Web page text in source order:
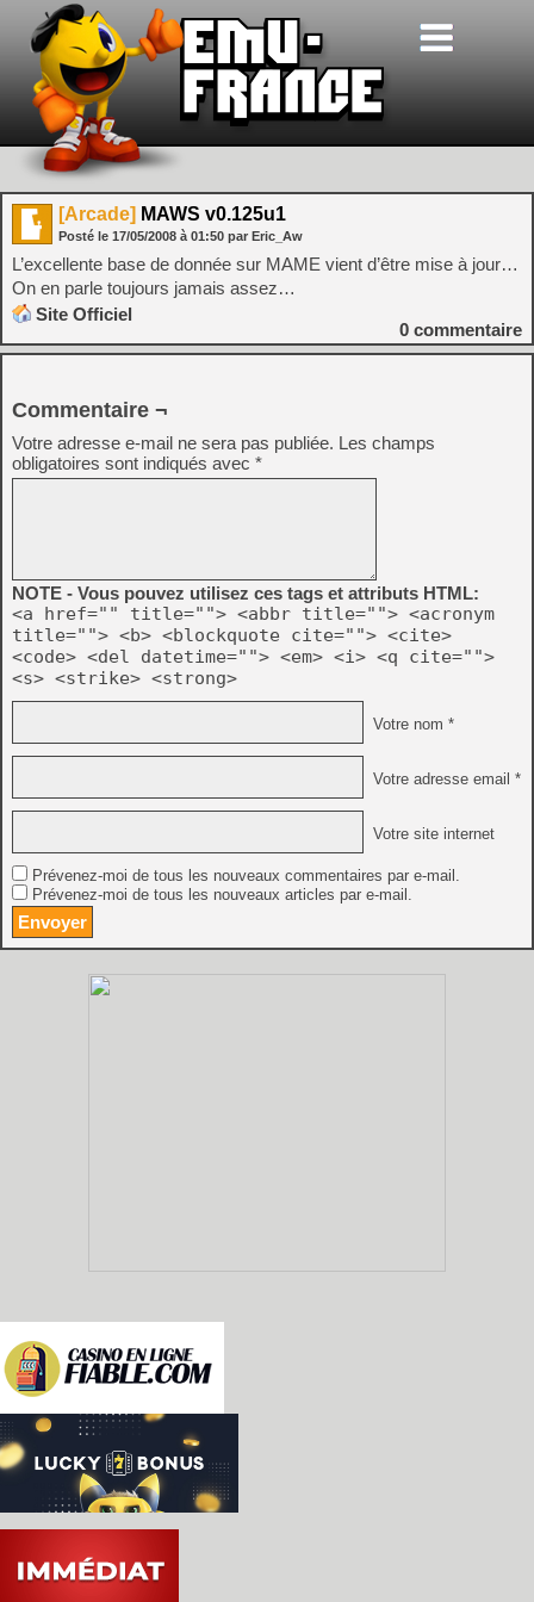
[Arcade] MAWS v0.125u1
Posté le 17/05/2008 à 01:50 par Eric_Aw
L’excellente base de donnée sur MAME vient d’être mise à jour…
On en parle toujours jamais assez…
Site Officiel
0 commentaire
Commentaire ¬
Votre adresse e-mail ne sera pas publiée. Les champs
obligatoires sont indiqués avec *
NOTE - Vous pouvez utilisez ces tags et attributs HTML:
<a href="" title=""> <abbr title=""> <acronym
title=""> <b> <blockquote cite=""> <cite>
<code> <del datetime=""> <em> <i> <q cite="">
<s> <strike> <strong>
Votre nom *
Votre adresse email *
Votre site internet
Prévenez-moi de tous les nouveaux commentaires par e-mail.
Prévenez-moi de tous les nouveaux articles par e-mail.